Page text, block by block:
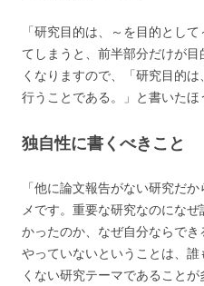
「研究目的は、～を目的とし
てしまうと、前半部分だけが
くなりますので、「研究目的
行うことである。」と書いたほ
独自性に書くべきこと
「他に論文報告がない研究だ
メです。重要な研究なのにな
かったのか、なぜ自分ならで
やっていないということは、
くない研究テーマであることが